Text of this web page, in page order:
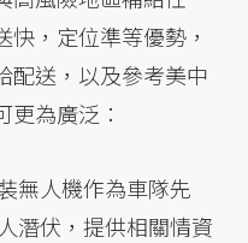
，定位準等優勢，
配送，以及參考美中
為廣泛：
無人機作為車隊先
潛伏，提供相關情資